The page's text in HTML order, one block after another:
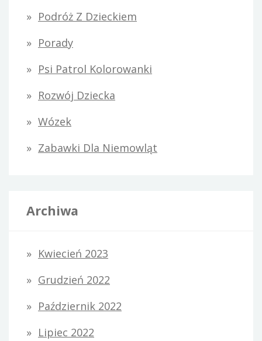
Podróż Z Dzieckiem
Porady
Psi Patrol Kolorowanki
Rozwój Dziecka
Wózek
Zabawki Dla Niemowląt
Archiwa
Kwiecień 2023
Grudzień 2022
Październik 2022
Lipiec 2022